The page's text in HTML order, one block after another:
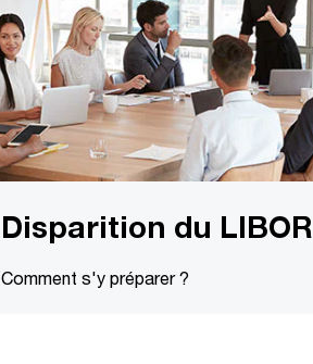
Disparition du LIBOR
Comment s'y préparer ?